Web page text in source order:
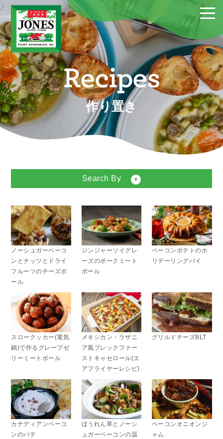
Recipes
作り置き
Search By
ノーシュガーベーコ
ンとナッツとドライ
フルーツのチーズボ
ール
ジンジャーソイグレ
ーズのポークミート
ボール
ベーコンポテトのホ
リデーリングパイ
スロークッカー(電気
鍋)で作るグレープゼ
リーミートボール
メキシカン・ラザニ
ア風ブレックファー
ストキャセロール(エ
アフライヤーレシピ)
グリルドチーズBLT
カナディアンベーコ
ンのパテ
ほうれん草とノーシ
ュガーベーコンの温
ベーコンオニオンジ
ャム